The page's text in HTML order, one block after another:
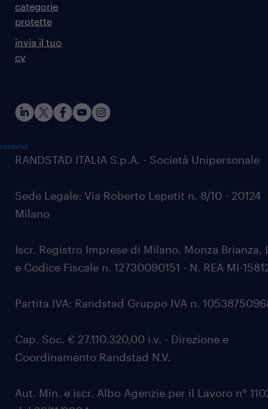
categorie
protette
invia il tuo
cv
RANDSTAD ITALIA S.p.A. - Società Unipersonale
Sede Legale: Via Roberto Lepetit n. 8/10 - 20124
Milano
Iscr. Registro Imprese di Milano, Monza Brianza,
e Codice Fiscale n. 12730090151 - N. REA MI-
Partita IVA: Randstad Gruppo IVA n.
Cap. Soc. € 27.110.320,00 i.v. - Direzione e
Coordinamento Randstad N.V.
Aut. Min. e iscr. Albo Agenzie per il Lavoro n°